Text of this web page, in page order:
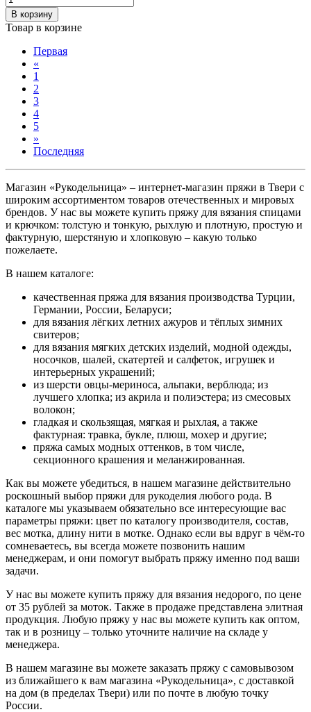
В корзину
Товар в корзине
Первая
«
1
2
3
4
5
»
Последняя
Магазин «Рукодельница» – интернет-магазин пряжи в Твери с
широким ассортиментом товаров отечественных и мировых
брендов. У нас вы можете купить пряжу для вязания спицами
и крючком: толстую и тонкую, рыхлую и плотную, простую и
фактурную, шерстяную и хлопковую – какую только
пожелаете.
В нашем каталоге:
качественная пряжа для вязания производства Турции,
Германии, России, Беларуси;
для вязания лёгких летних ажуров и тёплых зимних
свитеров;
для вязания мягких детских изделий, модной одежды,
носочков, шалей, скатертей и салфеток, игрушек и
интерьерных украшений;
из шерсти овцы-мериноса, альпаки, верблюда; из
лучшего хлопка; из акрила и полиэстера; из смесовых
волокон;
гладкая и скользящая, мягкая и рыхлая, а также
фактурная: травка, букле, плюш, мохер и другие;
пряжа самых модных оттенков, в том числе,
секционного крашения и меланжированная.
Как вы можете убедиться, в нашем магазине действительно
роскошный выбор пряжи для рукоделия любого рода. В
каталоге мы указываем обязательно все интересующие вас
параметры пряжи: цвет по каталогу производителя, состав,
вес мотка, длину нити в мотке. Однако если вы вдруг в чём-то
сомневаетесь, вы всегда можете позвонить нашим
менеджерам, и они помогут выбрать пряжу именно под ваши
задачи.
У нас вы можете купить пряжу для вязания недорого, по цене
от 35 рублей за моток. Также в продаже представлена элитная
продукция. Любую пряжу у нас вы можете купить как оптом,
так и в розницу – только уточните наличие на складе у
менеджера.
В нашем магазине вы можете заказать пряжу с самовывозом
из ближайшего к вам магазина «Рукодельница», с доставкой
на дом (в пределах Твери) или по почте в любую точку
России.